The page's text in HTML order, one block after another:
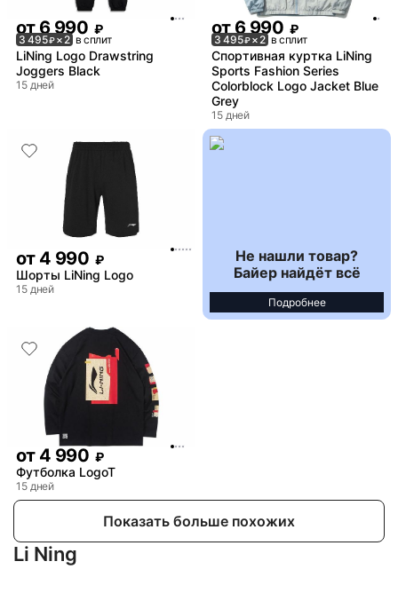
от6 990 ₽
3 495₽× 2 в сплит
LiNing Logo Drawstring
Joggers Black
15 дней
от6 990 ₽
3 495₽× 2 в сплит
Спортивная куртка LiNing
Sports Fashion Series
Colorblock Logo Jacket Blue
Grey
15 дней
от 4 990 ₽
Шорты LiNing Logo
15 дней
Не нашли товар?
Байер найдёт всё
Подробнее
от 4 990 ₽
Футболка LogoT
15 дней
Показать больше похожих
Li Ning